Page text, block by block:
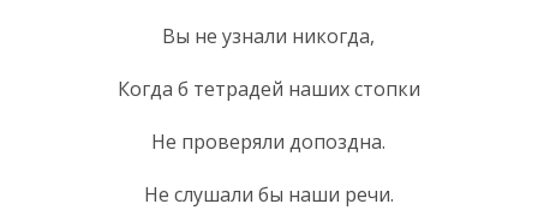
Вы не узнали никогда,
Когда б тетрадей наших стопки
Не проверяли допоздна.
Не слушали бы наши речи.